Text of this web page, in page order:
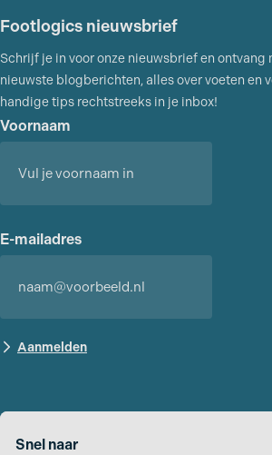
Footlogics nieuwsbrief
Schrijf je in voor onze nieuwsbrief en ontvang
nieuwste blogberichten, alles over voeten en
handige tips rechtstreeks in je inbox!
Voornaam
E-mailadres
Snel naar